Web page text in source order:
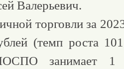
Валерьевич.
торговли за
(темп роста
занимает 1